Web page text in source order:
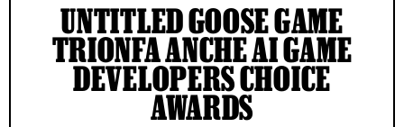
UNTITLED GOOSE GAME
TRIONFA ANCHE AI GAME
DEVELOPERS CHOICE
AWARDS